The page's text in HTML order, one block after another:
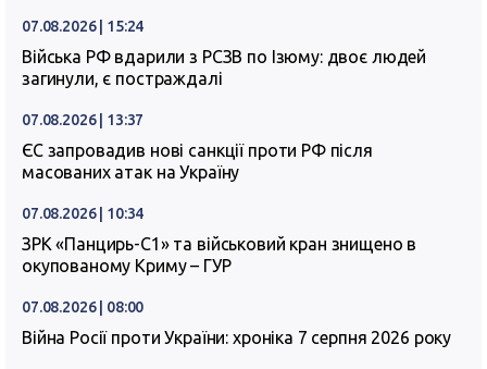
07.08.2026 | 15:24
Війська РФ вдарили з РСЗВ по Ізюму: двоє людей
загинули, є постраждалі
07.08.2026 | 13:37
ЄС запровадив нові санкції проти РФ після
масованих атак на Україну
07.08.2026 | 10:34
ЗРК «Панцирь-С1» та військовий кран знищено в
окупованому Криму – ГУР
07.08.2026 | 08:00
Війна Росії проти України: хроніка 7 серпня 2026 року